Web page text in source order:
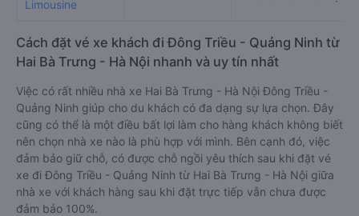
Limousine
Cách đặt vé xe khách đi Đông Triều - Quảng Ninh từ
Hai Bà Trưng - Hà Nội nhanh và uy tín nhất
Việc có rất nhiều nhà xe Hai Bà Trưng - Hà Nội Đông Triều -
Quảng Ninh giúp cho du khách có đa dạng sự lựa chọn. Đây
cũng có thể là một điều bất lợi làm cho hàng khách không biết
nên chọn nhà xe nào là phù hợp với mình. Bên cạnh đó, việc
đảm bảo giữ chỗ, có được chỗ ngồi yêu thích sau khi đặt vé
xe đi Đông Triều - Quảng Ninh từ Hai Bà Trưng - Hà Nội giữa
nhà xe với khách hàng sau khi đặt trực tiếp vẫn chưa được
đảm bảo 100%.